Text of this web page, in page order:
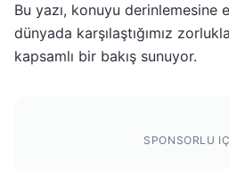
Bu yazı, konuyu derinlemesine
dünyada karşılaştığımız
kapsamlı bir bakış sunuyor.
SPONSORLU